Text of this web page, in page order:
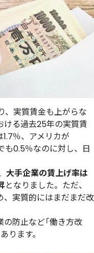
、実質賃金も上がらな
ける過去25年の実質賃
％、アメリカが
も0.5％なのに対し、日
大手企業の賃上げ率は
となりました。ただ、
、実質的にはまだまだ改
防止など「働き方改
ります。